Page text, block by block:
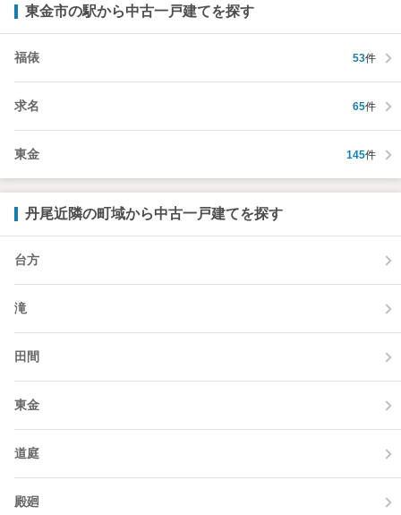
東金市の駅から中古一戸建てを探す
福俵 53件
求名 65件
東金 145件
丹尾近隣の町域から中古一戸建てを探す
台方
滝
田間
東金
道庭
殿廻